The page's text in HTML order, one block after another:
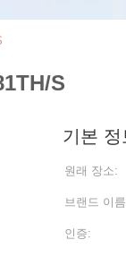
S
기본 정
원래 장소:
브랜드 이
인증: